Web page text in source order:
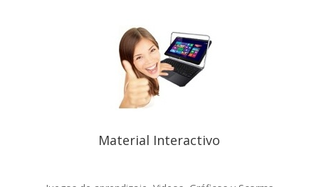
Material Interactivo